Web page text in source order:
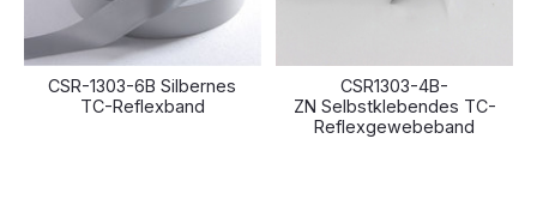
CSR-1303-6B Silbernes
TC-Reflexband
CSR1303-4B-
ZN Selbstklebendes TC-
Reflexgewebeband